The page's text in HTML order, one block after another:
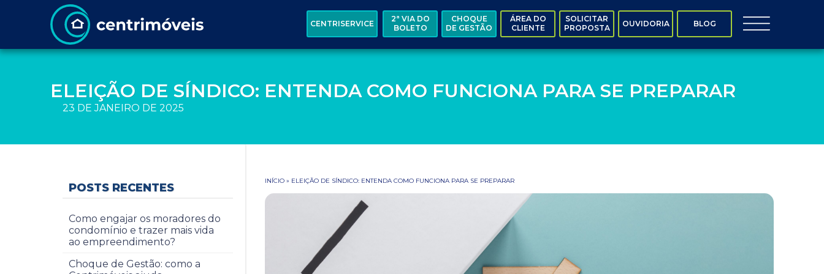
BLOG
OUVIDORIA
SOLICITAR
PROPOSTA
ÁREA DO
CLIENTE
CHOQUE
DE GESTÃO
2ª VIA DO
BOLETO
CENTRISERVICE
ELEIÇÃO DE SÍNDICO: ENTENDA COMO FUNCIONA PARA SE PREPARAR
23 DE JANEIRO DE 2025
INÍCIO » ELEIÇÃO DE SÍNDICO: ENTENDA COMO FUNCIONA PARA SE PREPARAR
POSTS RECENTES
Como engajar os moradores do
condomínio e trazer mais vida
ao empreendimento?
Choque de Gestão: como a